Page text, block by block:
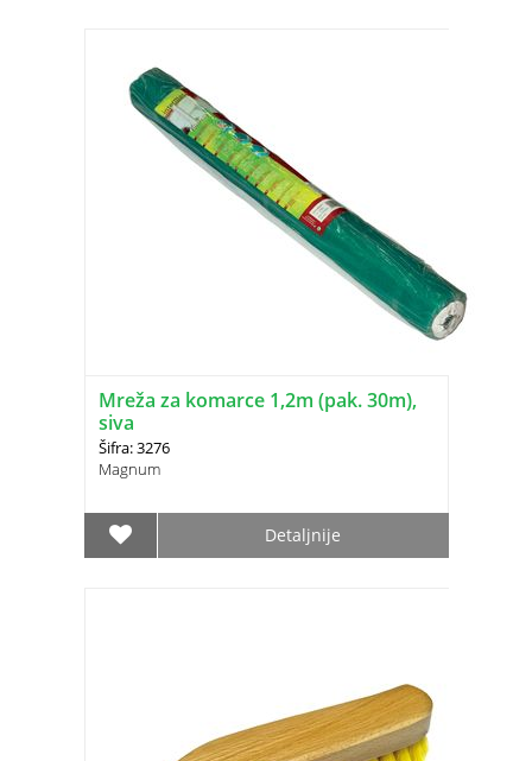
Mreža za komarce 1,2m (pak. 30m),
siva
Šifra: 3276
Magnum
Detaljnije